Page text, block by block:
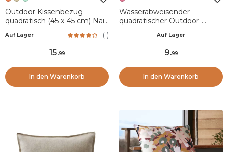
Outdoor Kissenbezug
quadratisch (45 x 45 cm) Naia
Auf Lager (1)
15.99
In den Warenkorb
Wasserabweisender
quadratischer Outdoor-
Paola RoseAuf Lager
9.99
In den Warenkorb